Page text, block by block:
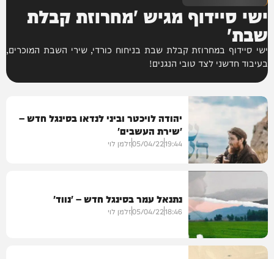
ישי סיידוף מגיש 'מחרוזת קבלת
שבת'
ישי סיידוף במחרוזת קבלת שבת בניחוח כורדי, שירי השבת המוכרים,
בעיבוד חדשני לצד טובי הנגנים!
סינגלים
יהודה לויכטר וביני לנדאו בסינגל חדש –
'שירת העשבים'
19:44
05/04/22זלמן לוי
נתנאל עמר בסינגל חדש – 'נווד'
18:46
05/04/22זלמן לוי